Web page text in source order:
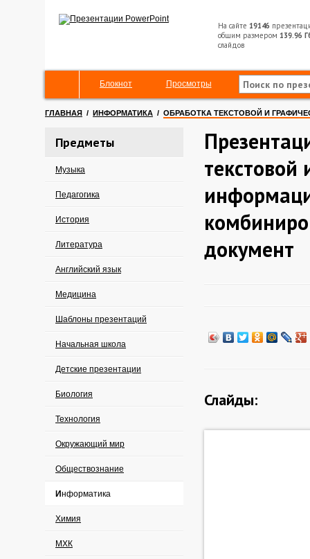
На сайте 19146
общим размером 139.96
слайдов
Блокнот Просмотры
ГЛАВНАЯ / ИНФОРМАТИКА / ОБРАБОТКА ТЕКСТОВОЙ И
Предметы
Музыка
Педагогика
История
Литература
Английский язык
Медицина
Шаблоны презентаций
Начальная школа
Детские презентации
Биология
Технология
Окружающий мир
Обществознание
Информатика
Химия
МХК
текстовой
документ
Слайды: